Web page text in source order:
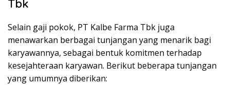
Tbk
Selain gaji pokok, PT Kalbe Farma Tbk juga
menawarkan berbagai tunjangan yang menarik bagi
karyawannya, sebagai bentuk komitmen terhadap
kesejahteraan karyawan. Berikut beberapa tunjangan
yang umumnya diberikan: